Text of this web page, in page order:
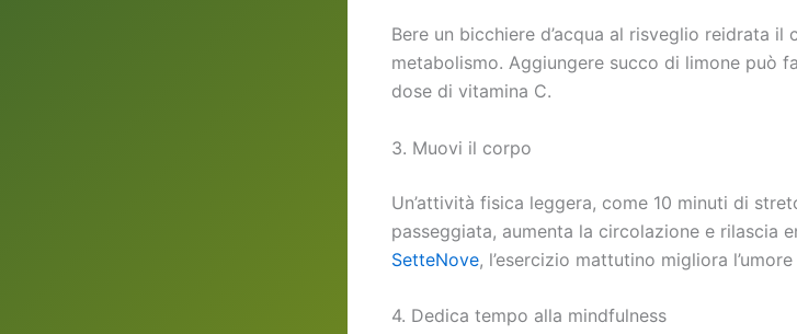
Bere un bicchiere d’acqua al risveglio reidrata
metabolismo. Aggiungere succo di limone può
dose di vitamina C.
3. Muovi il corpo
Un’attività fisica leggera, come 10 minuti di
passeggiata, aumenta la circolazione e rilascia
SetteNove, l’esercizio mattutino migliora
4. Dedica tempo alla mindfulness